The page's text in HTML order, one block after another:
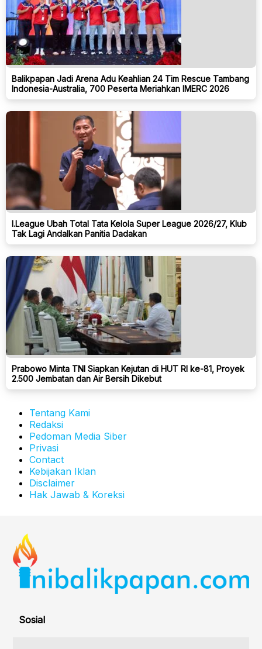
Balikpapan Jadi Arena Adu Keahlian 24 Tim Rescue Tambang
Indonesia-Australia, 700 Peserta Meriahkan IMERC 2026
I.League Ubah Total Tata Kelola Super League 2026/27, Klub
Tak Lagi Andalkan Panitia Dadakan
Prabowo Minta TNI Siapkan Kejutan di HUT RI ke-81, Proyek
2.500 Jembatan dan Air Bersih Dikebut
Tentang Kami
Redaksi
Pedoman Media Siber
Privasi
Contact
Kebijakan Iklan
Disclaimer
Hak Jawab & Koreksi
Sosial